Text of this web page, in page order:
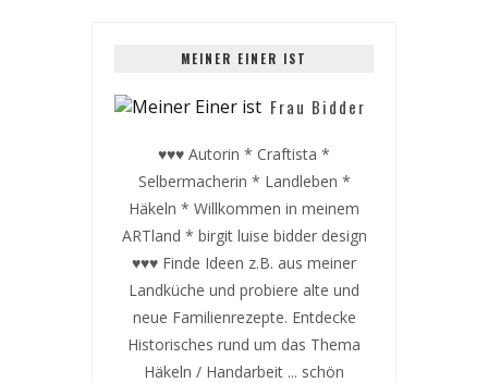
MEINER EINER IST
Frau Bidder
♥♥♥ Autorin * Craftista *
Selbermacherin * Landleben *
Häkeln * Willkommen in meinem
ARTland * birgit luise bidder design
♥♥♥ Finde Ideen z.B. aus meiner
Landküche und probiere alte und
neue Familienrezepte. Entdecke
Historisches rund um das Thema
Häkeln / Handarbeit ... schön